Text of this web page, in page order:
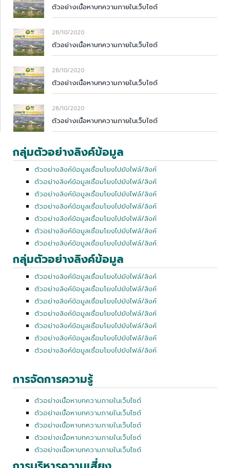
ตัวอย่างเนื้อหาบทความภายในเว็บไซต์
28/10/2020
ตัวอย่างเนื้อหาบทความภายในเว็บไซต์
28/10/2020
ตัวอย่างเนื้อหาบทความภายในเว็บไซต์
28/10/2020
ตัวอย่างเนื้อหาบทความภายในเว็บไซต์
กลุ่มตัวอย่างลิงค์ข้อมูล
ตัวอย่างลิงค์ข้อมูลเชื่อมโยงไปยังไฟล์/ลิงค์
ตัวอย่างลิงค์ข้อมูลเชื่อมโยงไปยังไฟล์/ลิงค์
ตัวอย่างลิงค์ข้อมูลเชื่อมโยงไปยังไฟล์/ลิงค์
ตัวอย่างลิงค์ข้อมูลเชื่อมโยงไปยังไฟล์/ลิงค์
ตัวอย่างลิงค์ข้อมูลเชื่อมโยงไปยังไฟล์/ลิงค์
ตัวอย่างลิงค์ข้อมูลเชื่อมโยงไปยังไฟล์/ลิงค์
ตัวอย่างลิงค์ข้อมูลเชื่อมโยงไปยังไฟล์/ลิงค์
กลุ่มตัวอย่างลิงค์ข้อมูล
ตัวอย่างลิงค์ข้อมูลเชื่อมโยงไปยังไฟล์/ลิงค์
ตัวอย่างลิงค์ข้อมูลเชื่อมโยงไปยังไฟล์/ลิงค์
ตัวอย่างลิงค์ข้อมูลเชื่อมโยงไปยังไฟล์/ลิงค์
ตัวอย่างลิงค์ข้อมูลเชื่อมโยงไปยังไฟล์/ลิงค์
ตัวอย่างลิงค์ข้อมูลเชื่อมโยงไปยังไฟล์/ลิงค์
ตัวอย่างลิงค์ข้อมูลเชื่อมโยงไปยังไฟล์/ลิงค์
ตัวอย่างลิงค์ข้อมูลเชื่อมโยงไปยังไฟล์/ลิงค์
การจัดการความรู้
ตัวอย่างเนื้อหาบทความภายในเว็บไซต์
ตัวอย่างเนื้อหาบทความภายในเว็บไซต์
ตัวอย่างเนื้อหาบทความภายในเว็บไซต์
ตัวอย่างเนื้อหาบทความภายในเว็บไซต์
ตัวอย่างเนื้อหาบทความภายในเว็บไซต์